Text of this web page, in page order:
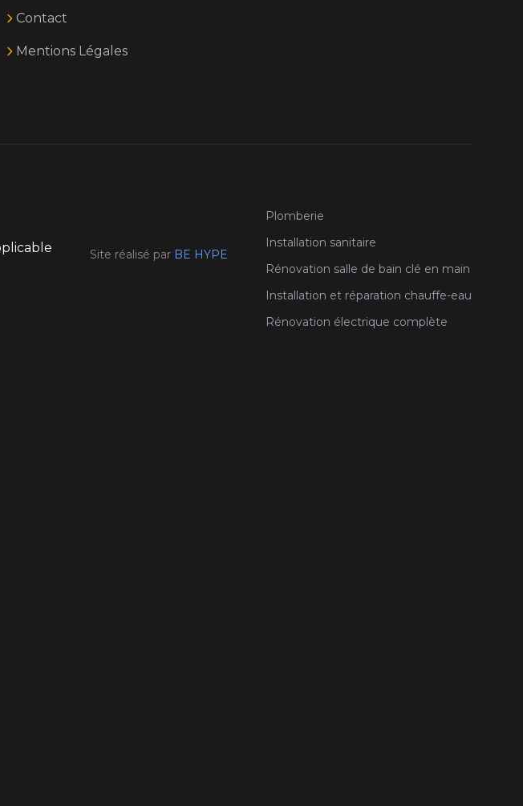
Contact
Mentions Légales
Site réalisé par BE HYPE
Plomberie
Installation sanitaire
Rénovation salle de bain clé en main
Installation et réparation chauffe-eau
Rénovation électrique complète